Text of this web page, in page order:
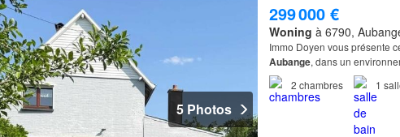
5 Photos
299 000 €
Woning à 6790,
Immo Doyen vous présente
Aubange, dans un
2 chambres 1